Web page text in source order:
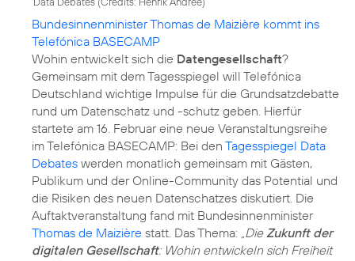
Bundesinnenminister Thomas de Maizière kommt ins
Telefónica BASECAMP
Wohin entwickelt sich die Datengesellschaft?
Gemeinsam mit dem Tagesspiegel will Telefónica
Deutschland wichtige Impulse für die Grundsatzdebatte
rund um Datenschatz und -schutz geben. Hierfür
startete am 16. Februar eine neue Veranstaltungsreihe
im Telefónica BASECAMP: Bei den Tagesspiegel Data
Debates werden monatlich gemeinsam mit Gästen,
Publikum und der Online-Community das Potential und
die Risiken des neuen Datenschatzes diskutiert. Die
Auftaktveranstaltung fand mit Bundesinnenminister
Thomas de Maizière statt. Das Thema: „Die Zukunft der
digitalen Gesellschaft: Wohin entwickeln sich Freiheit